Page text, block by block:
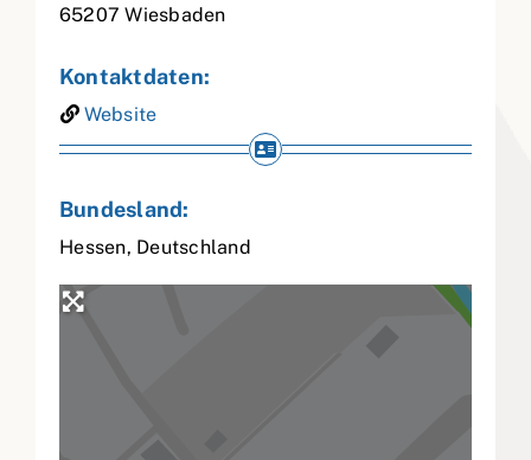
65207 Wiesbaden
Kontaktdaten:
Website
Bundesland:
Hessen, Deutschland